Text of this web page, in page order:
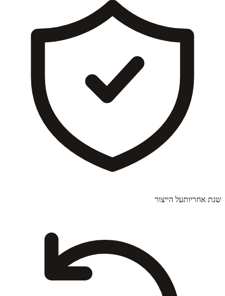
שנת אחריותעל הייצור